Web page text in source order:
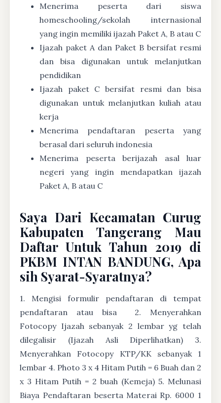
Menerima peserta dari siswa
homeschooling/sekolah internasional
yang ingin memiliki ijazah Paket A, B atau C
Ijazah paket A dan Paket B bersifat resmi
dan bisa digunakan untuk melanjutkan
pendidikan
Ijazah paket C bersifat resmi dan bisa
digunakan untuk melanjutkan kuliah atau
kerja
Menerima pendaftaran peserta yang
berasal dari seluruh indonesia
Menerima peserta berijazah asal luar
negeri yang ingin mendapatkan ijazah
Paket A, B atau C
Saya Dari Kecamatan Curug
Kabupaten Tangerang Mau
Daftar Untuk Tahun 2019 di
PKBM INTAN BANDUNG, Apa
sih Syarat-Syaratnya?
1. Mengisi formulir pendaftaran di tempat
pendaftaran atau bisa
2. Menyerahkan
Fotocopy Ijazah sebanyak 2 lembar yg telah
dilegalisir (Ijazah Asli Diperlihatkan) 3.
Menyerahkan Fotocopy KTP/KK sebanyak 1
lembar 4. Photo 3 x 4 Hitam Putih = 6 Buah dan 2
x 3 Hitam Putih = 2 buah (Kemeja) 5. Melunasi
Biaya Pendaftaran beserta Materai Rp. 6000 1